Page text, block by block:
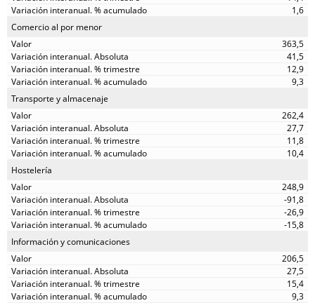
1,6
Comercio al por menor
363,5
41,5
12,9
9,3
Transporte y almacenaje
262,4
27,7
11,8
10,4
Hostelería
248,9
-91,8
-26,9
-15,8
Información y comunicaciones
206,5
27,5
15,4
9,3